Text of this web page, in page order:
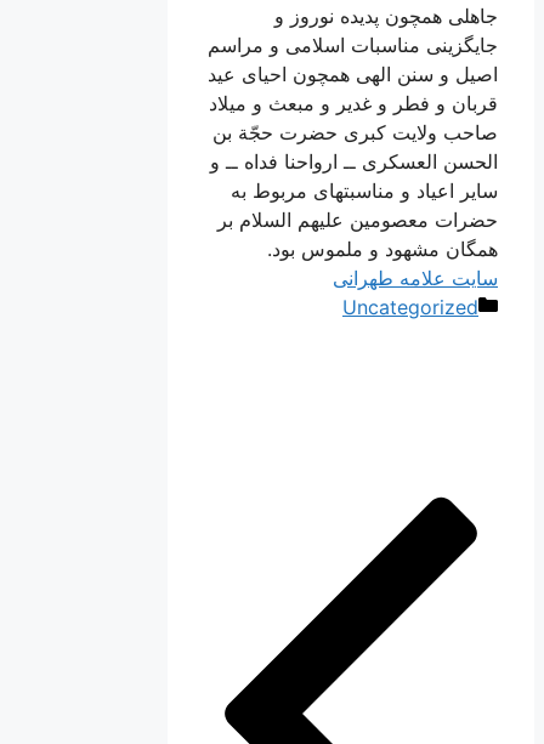
جاهلى همچون پديده نوروز و
جايگزينى مناسبات اسلامى و مراسم
اصيل و سنن الهى همچون احياى عيد
قربان و فطر و غدير و مبعث و ميلاد
صاحب ولايت كبرى حضرت حجّة بن
الحسن العسكرى ــ ارواحنا فداه ــ و
ساير اعياد و مناسبت‏هاى مربوط به
حضرات معصومين علیهم السلام بر
همگان مشهود و ملموس بود.
سایت علامه طهرانی
دسته‌ها
Uncategorized